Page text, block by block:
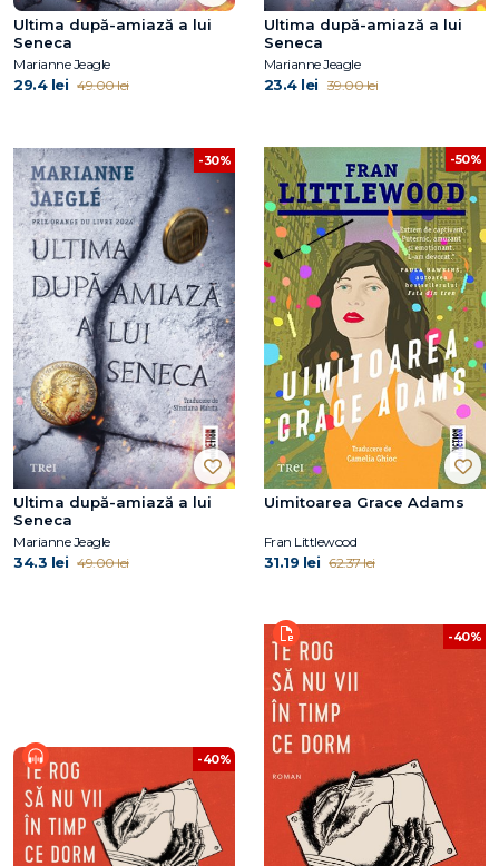
Ultima după-amiază a lui
Seneca
Marianne Jeagle
29.4 lei 49.00 lei
Ultima după-amiază a lui
Seneca
Marianne Jeagle
23.4 lei 39.00 lei
-30%
Ultima după-amiază a lui
Seneca
Marianne Jeagle
34.3 lei 49.00 lei
-50%
Uimitoarea Grace Adams
Fran Littlewood
31.19 lei 62.37 lei
-40%
-40%